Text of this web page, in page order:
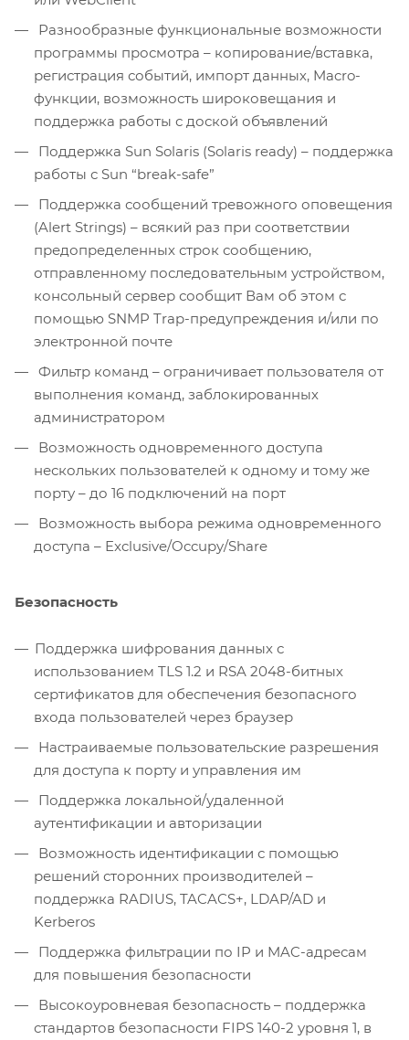
Разнообразные функциональные возможности
программы просмотра – копирование/вставка,
регистрация событий, импорт данных, Macro-
функции, возможность широковещания и
поддержка работы с доской объявлений
Поддержка Sun Solaris (Solaris ready) – поддержка
работы с Sun “break-safe”
Поддержка сообщений тревожного оповещения
(Alert Strings) – всякий раз при соответствии
предопределенных строк сообщению,
отправленному последовательным устройством,
консольный сервер сообщит Вам об этом с
помощью SNMP Trap-предупреждения и/или по
электронной почте
Фильтр команд – ограничивает пользователя от
выполнения команд, заблокированных
администратором
Возможность одновременного доступа
нескольких пользователей к одному и тому же
порту – до 16 подключений на порт
Возможность выбора режима одновременного
доступа – Exclusive/Occupy/Share
Безопасность
Поддержка шифрования данных с
использованием TLS 1.2 и RSA 2048-битных
сертификатов для обеспечения безопасного
входа пользователей через браузер
Настраиваемые пользовательские разрешения
для доступа к порту и управления им
Поддержка локальной/удаленной
аутентификации и авторизации
Возможность идентификации с помощью
решений сторонних производителей –
поддержка RADIUS, TACACS+, LDAP/AD и
Kerberos
Поддержка фильтрации по IP и MAC-адресам
для повышения безопасности
Высокоуровневая безопасность – поддержка
стандартов безопасности FIPS 140-2 уровня 1, в